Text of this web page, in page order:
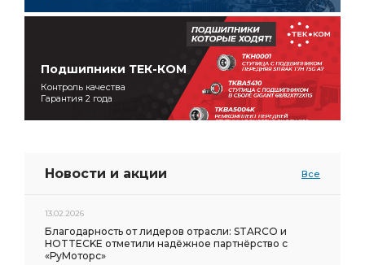
Подшипники ТЕК-КОМ
Контроль качества
Гарантия 2 года
Новости и акции Все
13.02.2026
Благодарность от лидеров отрасли: STARCO и
HOTTECKE отметили надёжное партнёрство с
«РуМоторс»